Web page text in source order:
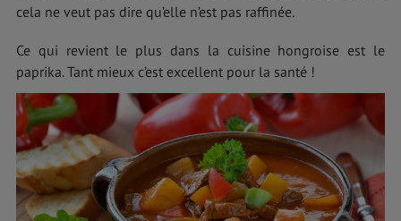
cela ne veut pas dire qu’elle n’est pas raffinée.
Ce qui revient le plus dans la cuisine hongroise est le
paprika. Tant mieux c’est excellent pour la santé !